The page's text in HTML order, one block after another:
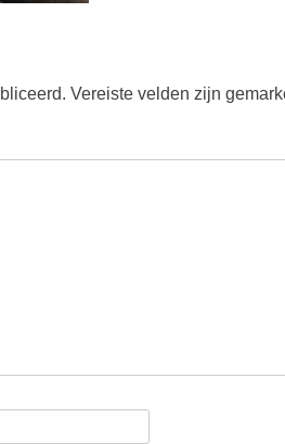
Vereiste velden zijn